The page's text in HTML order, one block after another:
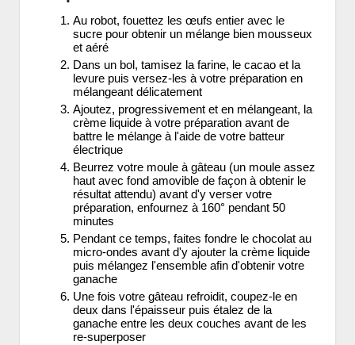
Au robot, fouettez les œufs entier avec le
sucre pour obtenir un mélange bien mousseux
et aéré
Dans un bol, tamisez la farine, le cacao et la
levure puis versez-les à votre préparation en
mélangeant délicatement
Ajoutez, progressivement et en mélangeant, la
crème liquide à votre préparation avant de
battre le mélange à l'aide de votre batteur
électrique
Beurrez votre moule à gâteau (un moule assez
haut avec fond amovible de façon à obtenir le
résultat attendu) avant d'y verser votre
préparation, enfournez à 160° pendant 50
minutes
Pendant ce temps, faites fondre le chocolat au
micro-ondes avant d'y ajouter la crème liquide
puis mélangez l'ensemble afin d'obtenir votre
ganache
Une fois votre gâteau refroidit, coupez-le en
deux dans l'épaisseur puis étalez de la
ganache entre les deux couches avant de les
re-superposer